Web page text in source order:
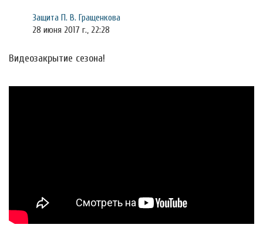
Защита П. В. Гращенкова
28 июня 2017 г., 22:28
Видеозакрытие сезона!